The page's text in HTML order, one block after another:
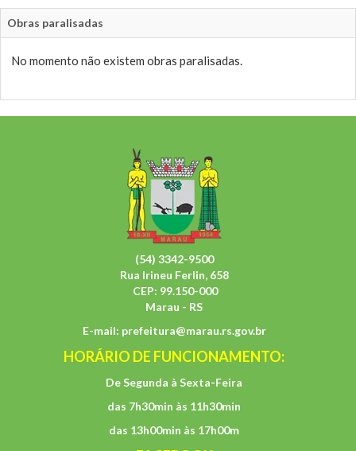
Obras paralisadas
No momento não existem obras paralisadas.
(54) 3342-9500
Rua Irineu Ferlin, 658
CEP: 99.150-000
Marau - RS
E-mail: prefeitura@marau.rs.gov.br
HORÁRIO DE FUNCIONAMENTO:
De Segunda à Sexta-Feira
das 7h30min às 11h30min
das 13h00min às 17h00m